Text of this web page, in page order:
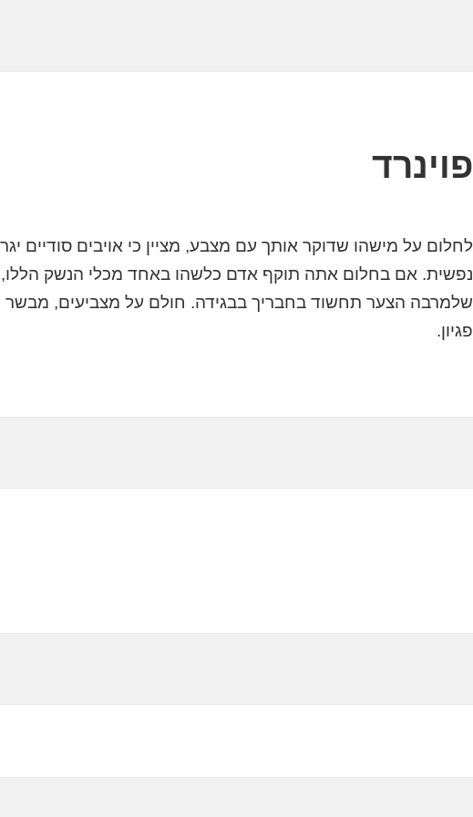
פוינרד
לחלום על מישהו שדוקר אותך עם מצבע, מציין כי אויבים סודיים
נפשית. אם בחלום אתה תוקף אדם כלשהו באחד מכלי הנשק הללו,
שלמרבה הצער תחשוד בחבריך בבגידה. חולם על מצביעים,
פגיון.